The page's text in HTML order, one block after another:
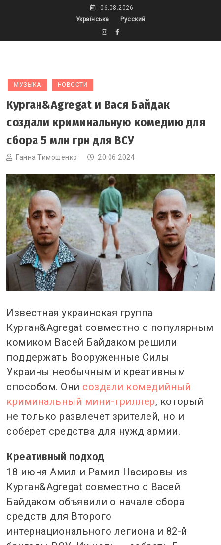
06.08.2026
Українська
Русский
МУЗЫКА НОВОСТИ
Курган&Agregat и Вася Байдак
создали криминальную комедию для
сбора 5 млн грн для ВСУ
Ганна Тимошенко 20.06.2024
Известная украинская группа
Курган&Agregat совместно с популярным
комиком Васей Байдаком решили
поддержать Вооруженные Силы
Украины необычным и креативным
способом. Они создали комедийный
криминальный мини-триллер, который
не только развлечет зрителей, но и
соберет средства для нужд армии.
Креативный подход
18 июня Амил и Рамил Насировы из
Курган&Agregat совместно с Васей
Байдаком объявили о начале сбора
средств для Второго
интернационального легиона и 82-й